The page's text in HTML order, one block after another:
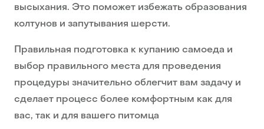
высыхания. Это поможет избежать образования
колтунов и запутывания шерсти.
Правильная подготовка к купанию самоеда и
выбор правильного места для проведения
процедуры значительно облегчит вам задачу и
сделает процесс более комфортным как для
вас, так и для вашего питомца